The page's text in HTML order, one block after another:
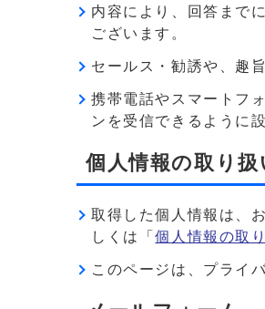
内容により、回答まで
ございます。
セールス・勧誘や、趣
携帯電話やスマートフ
ンを受信できるように
個人情報の取り
取得した個人情報は、
しくは「個人情報の取
このページは、プライ